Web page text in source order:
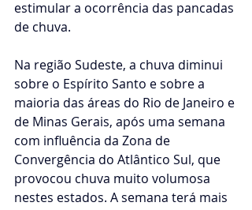
estimular a ocorrência das pancadas
de chuva.
Na região Sudeste, a chuva diminui
sobre o Espírito Santo e sobre a
maioria das áreas do Rio de Janeiro e
de Minas Gerais, após uma semana
com influência da Zona de
Convergência do Atlântico Sul, que
provocou chuva muito volumosa
nestes estados. A semana terá mais